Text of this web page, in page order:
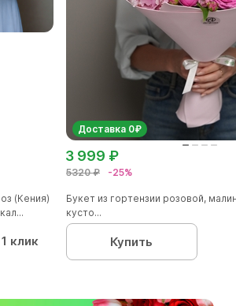
(Кения)
клик
Доставка 0₽
5320 ₽ -25%
3 999 ₽
Букет из гортензии розовой,
кусто...
Купить